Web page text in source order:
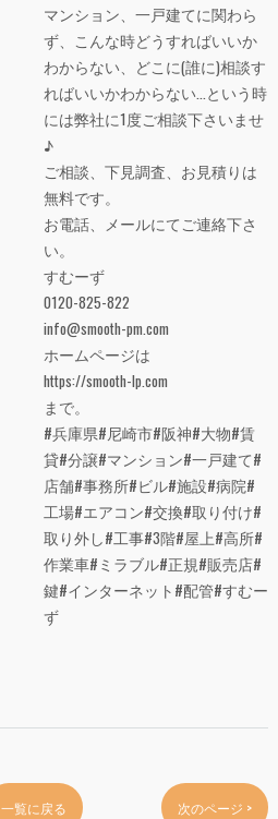
マンション、一戸建てに関わら
ず、こんな時どうすればいいか
わからない、どこに(誰に)相談す
ればいいかわからない…という時
には弊社に1度ご相談下さいませ
♪
ご相談、下見調査、お見積りは
無料です。
お電話、メールにてご連絡下さ
い。
すむーず
0120-825-822
info@smooth-pm.com
ホームページは
https://smooth-lp.com
まで。
#兵庫県#尼崎市#阪神#大物#賃
貸#分譲#マンション#一戸建て#
店舗#事務所#ビル#施設#病院#
工場#エアコン#交換#取り付け#
取り外し#工事#3階#屋上#高所#
作業車#ミラブル#正規#販売店#
鍵#インターネット#配管#すむー
ず
一覧に戻る 次のページ >